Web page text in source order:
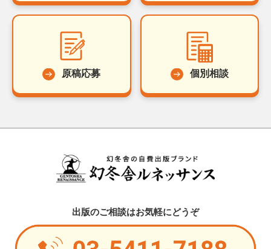
原稿応募 個別相談
出版のご相談はお気軽にどうぞ